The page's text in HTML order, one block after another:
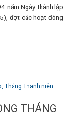
năm Ngày thành lập
đợt các hoạt động
Tháng Thanh niên
THÁNG